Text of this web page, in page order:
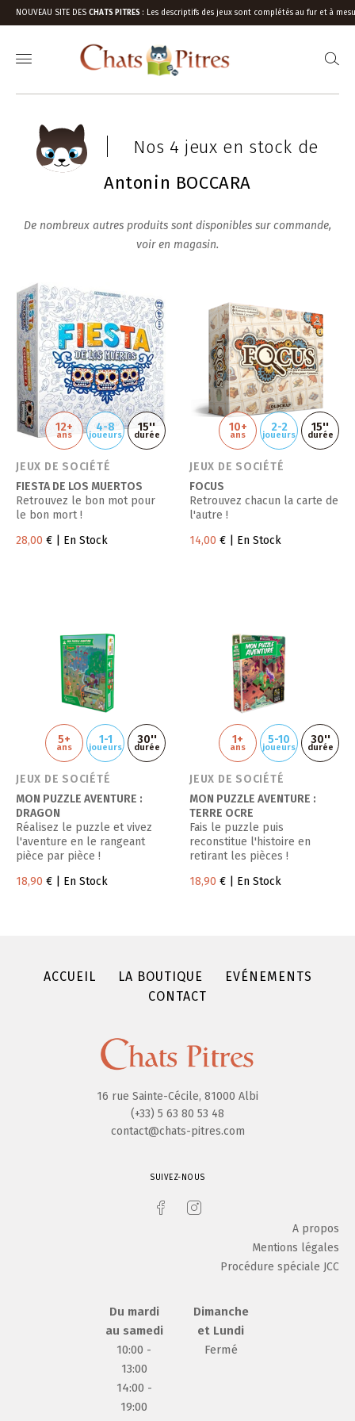
NOUVEAU SITE DES CHATS PITRES : Les descriptifs des jeux sont complétés au fur et à
Nos 4 jeux en stock de
Antonin BOCCARA
De nombreux autres produits sont disponibles sur commande,
voir en magasin.
12+
ans
4-8
joueurs
15''
durée
JEUX DE SOCIÉTÉ
FIESTA DE LOS MUERTOS
Retrouvez le bon mot pour
le bon mort !
28,00 € | En Stock
10+
ans
2-2
joueurs
15''
durée
JEUX DE SOCIÉTÉ
FOCUS
Retrouvez chacun la carte de
l'autre !
14,00 € | En Stock
5+
ans
1-1
joueurs
30''
durée
JEUX DE SOCIÉTÉ
MON PUZZLE AVENTURE :
DRAGON
Réalisez le puzzle et vivez
l'aventure en le rangeant
pièce par pièce !
18,90 € | En Stock
1+
ans
5-10
joueurs
30''
durée
JEUX DE SOCIÉTÉ
MON PUZZLE AVENTURE :
TERRE OCRE
Fais le puzzle puis
reconstitue l'histoire en
retirant les pièces !
18,90 € | En Stock
ACCUEIL LA BOUTIQUE
EVÉNEMENTS
CONTACT
SUIVEZ-NOUS
16 rue Sainte-Cécile, 81000 Albi
(+33) 5 63 80 53 48
contact@chats-pitres.com
A propos
Mentions légales
Procédure spéciale JCC
Du mardi
au samedi
10:00 -
13:00
14:00 -
19:00
Dimanche
et Lundi
Fermé